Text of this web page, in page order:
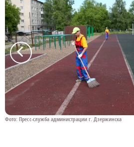
Фото: Пресс-служба администрации г. Дзержинска
a